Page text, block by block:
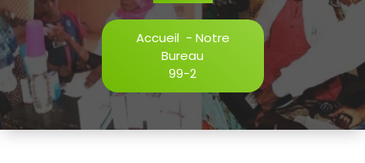
Accueil- Notre
Bureau
99-2